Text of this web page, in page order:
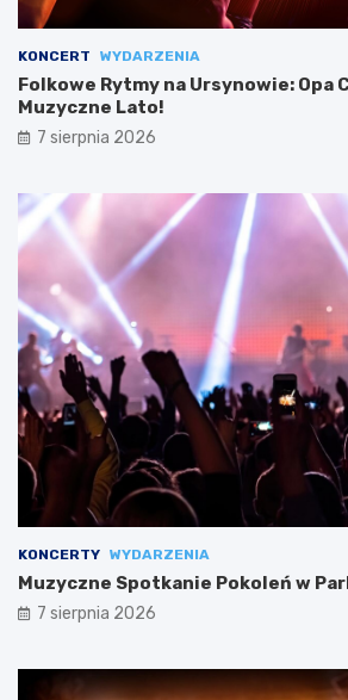
KONCERT WYDARZENIA
Folkowe Rytmy na Ursynowie: Opa
Muzyczne Lato!
7 sierpnia 2026
KONCERTY WYDARZENIA
Muzyczne Spotkanie Pokoleń w
7 sierpnia 2026